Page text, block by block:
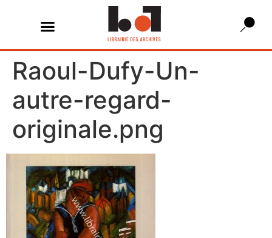
Raoul-Dufy-Un-
autre-regard-
originale.png